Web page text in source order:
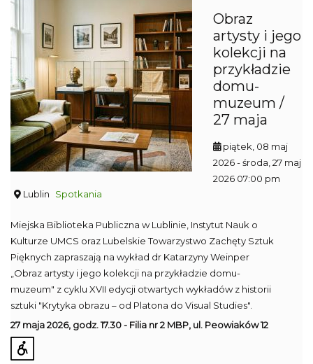
Obraz
artysty i jego
kolekcji na
przykładzie
domu-
muzeum /
27 maja
piątek, 08 maj
2026- środa, 27 maj
2026 07:00 pm
Lublin
Spotkania
Miejska Biblioteka Publiczna w Lublinie, Instytut Nauk o
Kulturze UMCS oraz Lubelskie Towarzystwo Zachęty Sztuk
Pięknych zapraszają na wykład dr Katarzyny Weinper
„Obraz artysty i jego kolekcji na przykładzie domu-
muzeum" z cyklu XVII edycji otwartych wykładów z historii
sztuki "Krytyka obrazu – od Platona do Visual Studies".
27 maja 2026, godz. 17.30 - Filia nr 2 MBP, ul. Peowiaków 12